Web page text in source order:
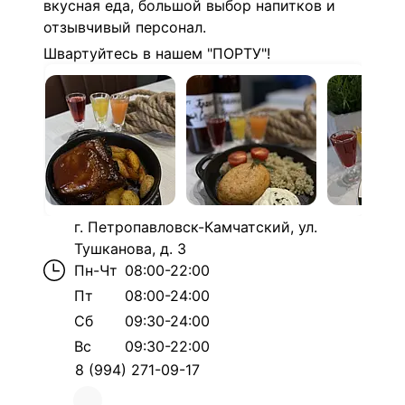
вкусная еда, большой выбор напитков и
отзывчивый персонал.
Швартуйтесь в нашем "ПОРТУ"!
г. Петропавловск-Камчатский, ул.
Тушканова, д. 3
Пн-Чт 08:00-22:00
Пт
08:00-24:00
Сб
09:30-24:00
Вс
09:30-22:00
8 (994) 271-09-17